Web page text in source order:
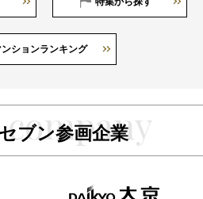
ションランキング
ブン参画企業